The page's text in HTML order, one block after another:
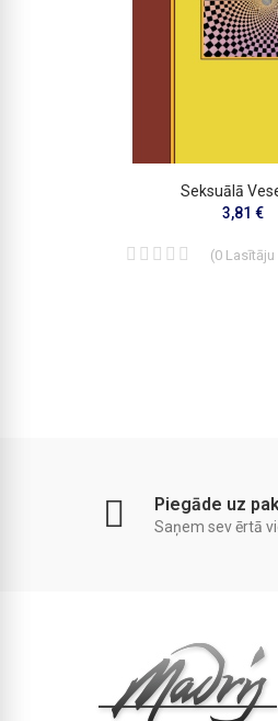
Seksuālā
3,81 €
(0Lasītāju
Piegāde uz
Saņem sev ērtā